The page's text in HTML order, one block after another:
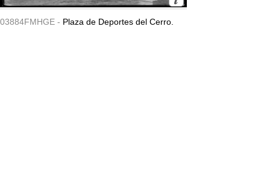
03884FMHGE - Plaza de Deportes del Cerro.